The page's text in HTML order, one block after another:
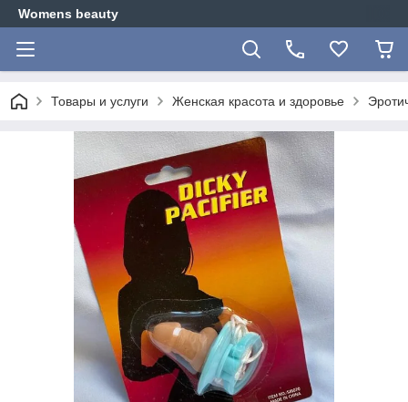
Womens beauty
Товары и услуги Женская красота и здоровье